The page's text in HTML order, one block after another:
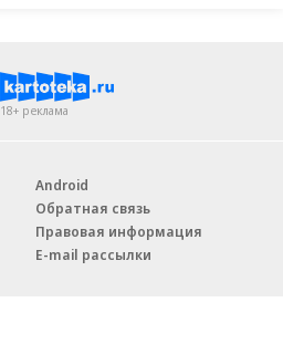
18+ реклама
Android
Обратная связь
Правовая информация
E-mail рассылки